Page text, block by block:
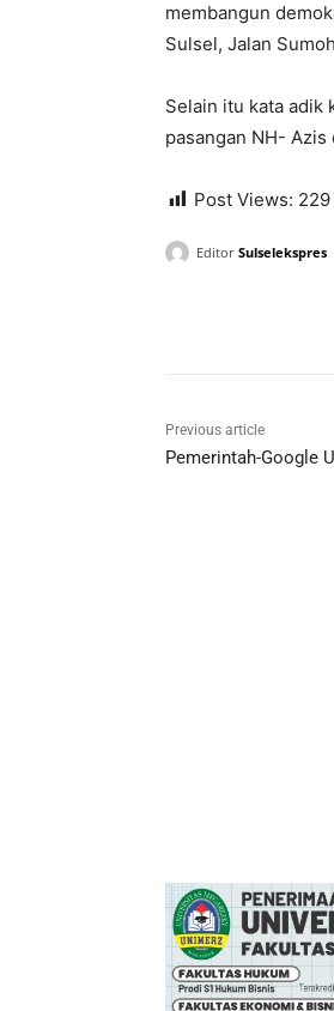
membangun
Sulsel, Jalan
Selain itu kata adik
pasangan NH- Azis
Post Views: 229
Editor Sulselekspres
Previous article
Pemerintah-Google